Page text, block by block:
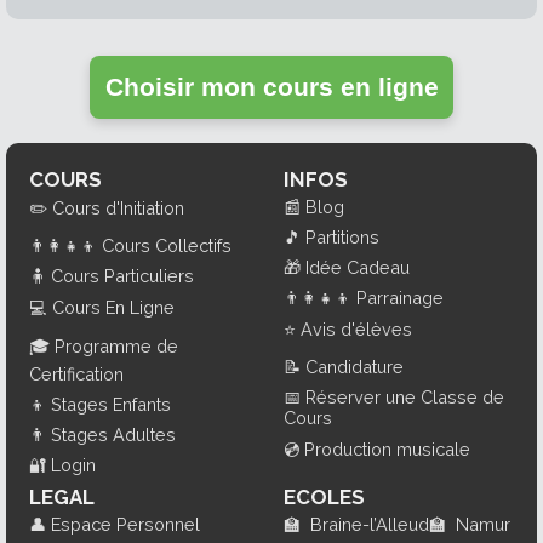
Choisir mon cours en ligne
COURS
✏️ Cours d'Initiation
👨‍👩‍👧‍👦 Cours Collectifs
🧍 Cours Particuliers
💻 Cours En Ligne
🎓 Programme de
Certification
👦 Stages Enfants
👨 Stages Adultes
🔐 Login
INFOS
📰 Blog
🎵 Partitions
🎁 Idée Cadeau
👨‍👩‍👧‍👦 Parrainage
⭐ Avis d'élèves
📝 Candidature
📅 Réserver une Classe de
Cours
💿 Production musicale
LEGAL
👤 Espace Personnel
ECOLES
🏫 Braine-l’Alleud🏫 Namur